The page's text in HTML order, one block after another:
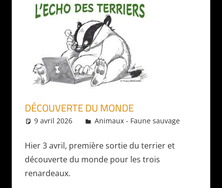
DÉCOUVERTE DU MONDE
9 avril 2026 Daniel
Animaux - Faune sauvage
Hier 3 avril, première sortie du terrier et
découverte du monde pour les trois
renardeaux.